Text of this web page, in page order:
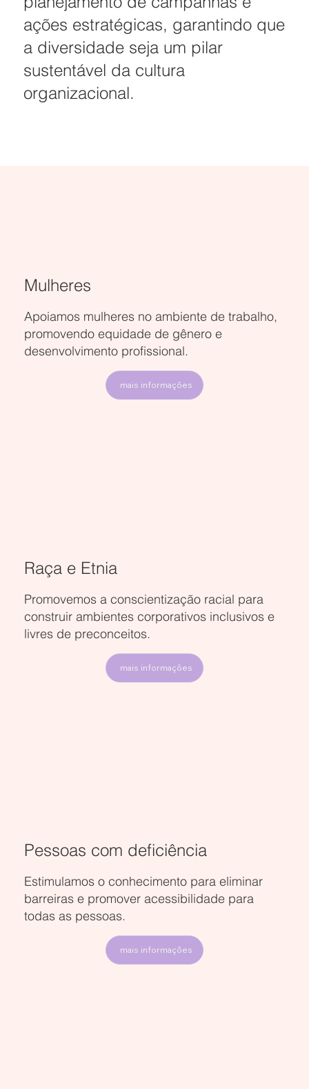
ações estratégicas, garantindo que
a diversidade seja um pilar
sustentável da cultura
organizacional.
Mulheres
Apoiamos mulheres no ambiente de trabalho,
promovendo equidade de gênero e
desenvolvimento profissional.
mais informações
Raça e Etnia
Promovemos a conscientização racial para
construir ambientes corporativos inclusivos e
livres de preconceitos.
mais informações
Pessoas com deficiência
Estimulamos o conhecimento para eliminar
barreiras e promover acessibilidade para
todas as pessoas.
mais informações